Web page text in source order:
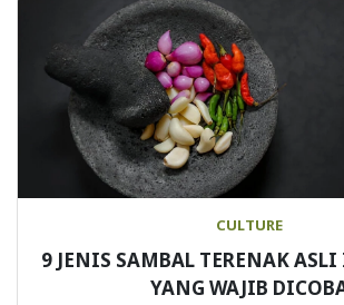
CULTURE
9 JENIS SAMBAL TERENAK
YANG WAJIB